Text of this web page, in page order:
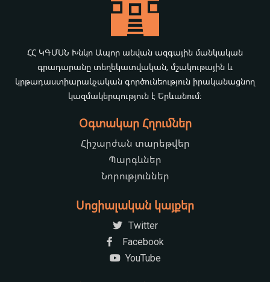
ՀՀ ԿԳՄՍՆ Խնկո Ապոր անվան ազգային մանկական
գրադարանը տեղեկատվական, մշակութային և
կրթադաստիարակչական գործունեություն իրականացնող
կազմակերպություն է Երևանում։
Օգտակար Հղումներ
Հիշարժան տարեթվեր
Պարգևներ
Նորություններ
Սոցիալական կայքեր
Twitter
Facebook
YouTube